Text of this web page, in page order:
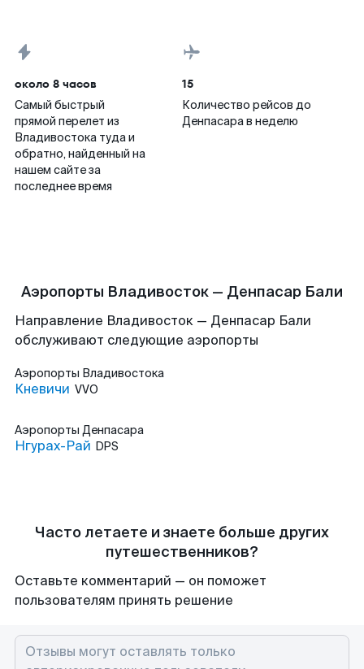
около 8 часов
Самый быстрый
прямой перелет из
Владивостока туда и
обратно, найденный на
нашем сайте за
последнее время
15
Количество рейсов до
Денпасара в неделю
Аэропорты Владивосток — Денпасар Бали
Направление Владивосток — Денпасар Бали
обслуживают следующие аэропорты
Аэропорты Владивостока
Кневичи VVO
Аэропорты Денпасара
Нгурах-Рай DPS
Часто летаете и знаете больше других
путешественников?
Оставьте комментарий — он поможет
пользователям принять решение